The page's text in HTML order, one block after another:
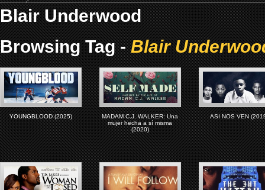
Blair Underwood
Browsing Tag -Blair
YOUNGBLOOD (2025)
MADAM C.J. WALKER: Una
mujer hecha a sí misma
(2020)
ASI NOS VEN